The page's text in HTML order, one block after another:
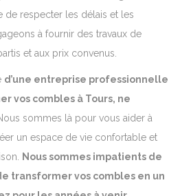
de respecter les délais et les
à fournir des travaux de
et aux prix convenus.
d’une entreprise professionnelle
vos combles à Tours, ne
Nous sommes là pour vous aider à
un espace de vie confortable et
Nous sommes impatients de
transformer vos combles en un